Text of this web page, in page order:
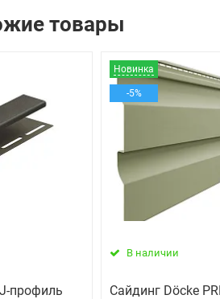
товары
профиль
Новинка
-5%
В наличии
Сайдинг Döcke